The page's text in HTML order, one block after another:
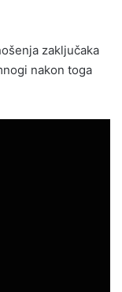
zaključaka
nakon toga